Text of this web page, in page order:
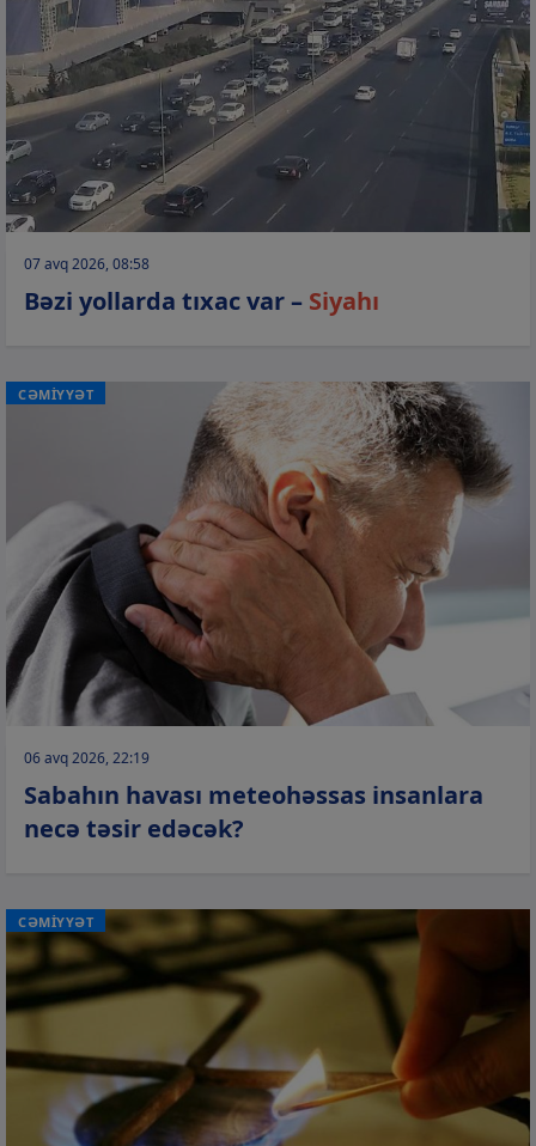
07 avq 2026, 08:58
Bəzi yollarda tıxac var – Siyahı
CƏMİYYƏT
06 avq 2026, 22:19
Sabahın havası meteohəssas insanlara
necə təsir edəcək?
CƏMİYYƏT